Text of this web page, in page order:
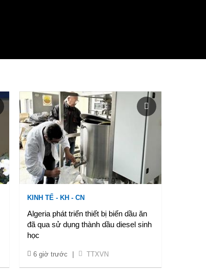
KINH TẾ - KH - CN
Algeria phát triển thiết bị biến dầu ăn
đã qua sử dụng thành dầu diesel sinh
học
6 giờ trước TTXVN